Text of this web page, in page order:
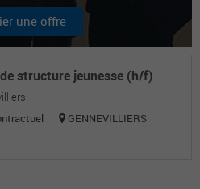
une offre
structure jeunesse (h/f)
GENNEVILLIERS